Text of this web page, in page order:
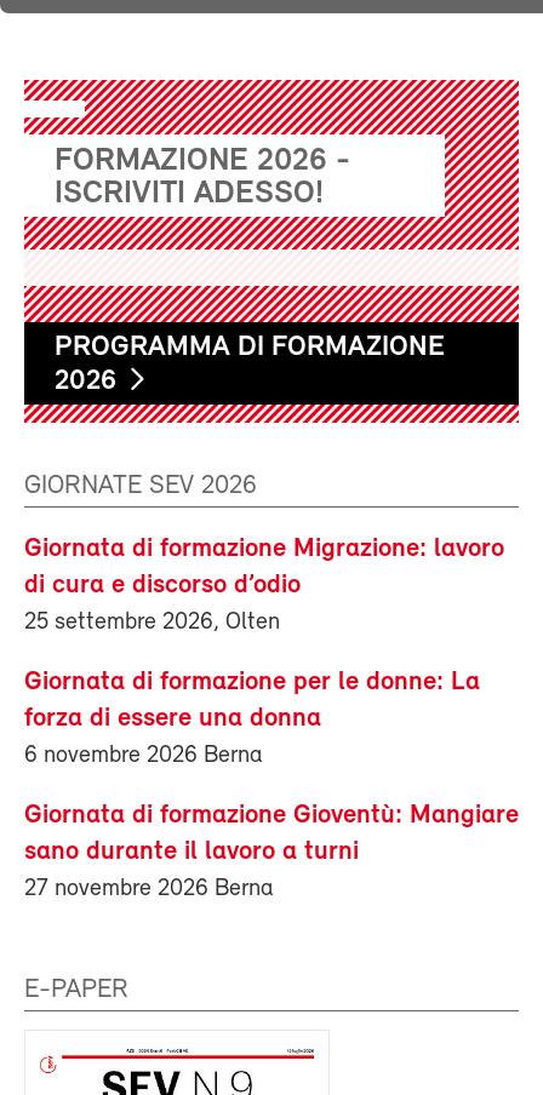
FORMAZIONE 2026 -
ISCRIVITI ADESSO!
PROGRAMMA DI FORMAZIONE
2026
GIORNATE SEV 2026
Giornata di formazione Migrazione: lavoro
di cura e discorso d’odio
25 settembre 2026, Olten
Giornata di formazione per le donne: La
forza di essere una donna
6 novembre 2026 Berna
Giornata di formazione Gioventù: Mangiare
sano durante il lavoro a turni
27 novembre 2026 Berna
E-PAPER